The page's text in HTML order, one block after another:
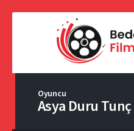
Oyuncu
Asya Duru Tunç